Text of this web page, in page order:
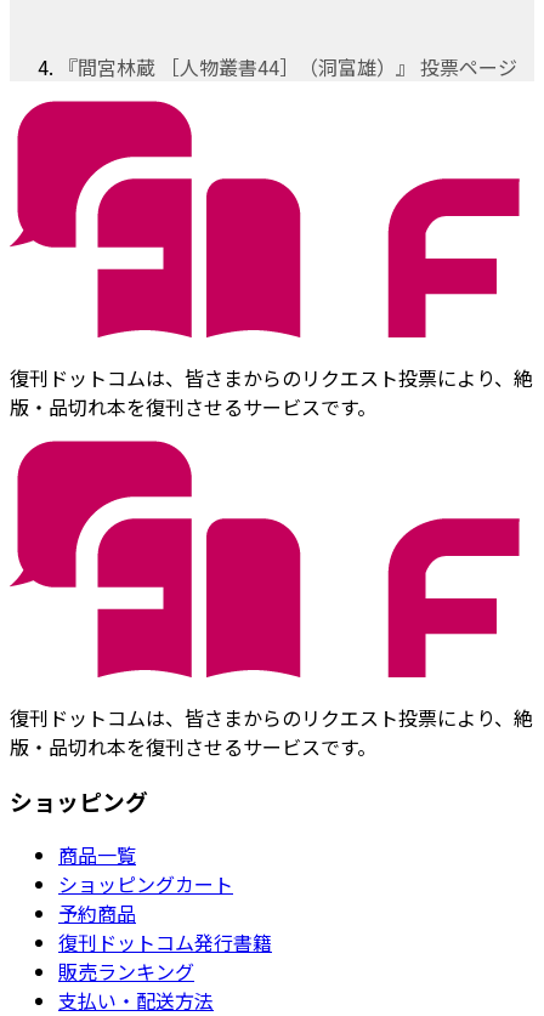
『間宮林蔵 ［人物叢書44］（洞富雄）』 投票ページ
復刊ドットコムは、皆さまからのリクエスト投票により、絶
版・品切れ本を復刊させるサービスです。
復刊ドットコムは、皆さまからのリクエスト投票により、絶
版・品切れ本を復刊させるサービスです。
ショッピング
商品一覧
ショッピングカート
予約商品
復刊ドットコム発行書籍
販売ランキング
支払い・配送方法